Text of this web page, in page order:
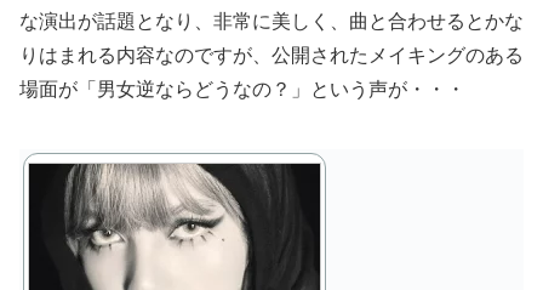
な演出が話題となり、非常に美しく、曲と合わせるとかな
りはまれる内容なのですが、公開されたメイキングのある
場面が「男女逆ならどうなの？」という声が・・・